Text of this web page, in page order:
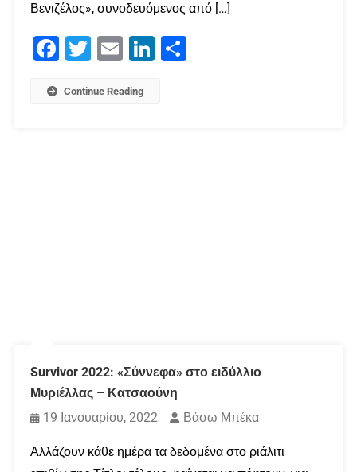
Βενιζέλος», συνοδευόμενος από […]
Facebook
Twitter Email LinkedIn
Continue Reading
Survivor 2022: «Σύννεφα» στο ειδύλλιο
Μυριέλλας – Κατσαούνη
19 Ιανουαρίου, 2022
Βάσω Μπέκα
Αλλάζουν κάθε ημέρα τα δεδομένα στο ριάλιτι